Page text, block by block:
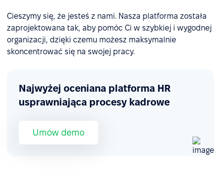
Cieszymy się, że jesteś z nami. Nasza platforma została
zaprojektowana tak, aby pomóc Ci w szybkiej i wygodnej
organizacji, dzięki czemu możesz maksymalnie
skoncentrować się na swojej pracy.
Najwyżej oceniana platforma HR
usprawniająca procesy kadrowe
Umów demo